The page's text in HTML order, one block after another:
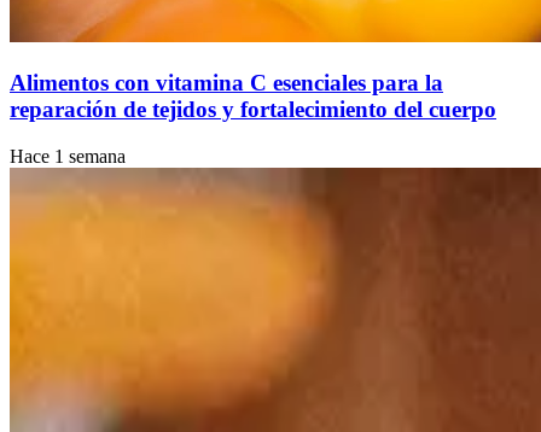
Alimentos con vitamina C esenciales para la
reparación de tejidos y fortalecimiento del cuerpo
Hace 1 semana